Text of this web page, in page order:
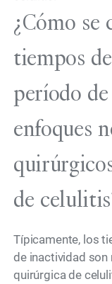
¿Cómo se
tiempos
período
enfoques
de
Típicamente, los
de inactividad
quirúrgica de